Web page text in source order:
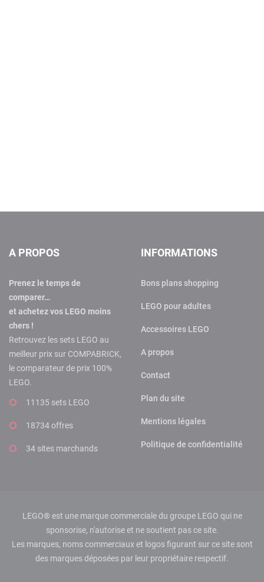
A PROPOS
Prenez le temps de
comparer…
et achetez vos LEGO moins
chers !
Retrouvez les sets LEGO au
meilleur prix sur COMPABRICK,
le comparateur de prix 100%
LEGO.
11135 sets LEGO
18734 offres
34 sites marchands
INFORMATIONS
Bons plans shopping
LEGO pour adultes
Accessoires LEGO
A propos
Contact
Plan du site
Mentions légales
Politique de confidentialité
LEGO® est une marque commerciale du groupe LEGO qui ne
sponsorise, n'autorise et ne soutient pas ce site.
Les marques, noms commerciaux et logos figurant sur ce site sont
des marques déposées par leur propriétaire respectif.